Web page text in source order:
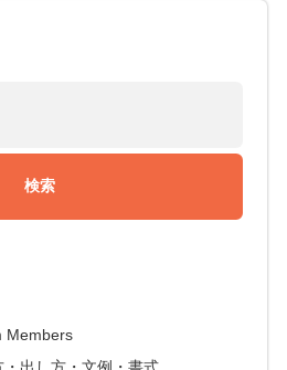
Members
出し方・文例・書式